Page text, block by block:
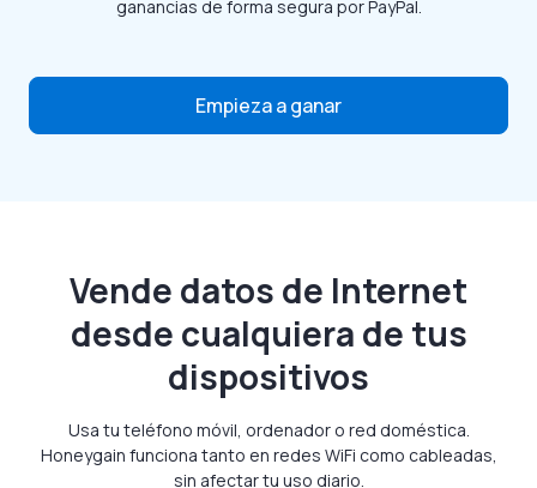
ganancias de forma segura por PayPal.
Empieza a ganar
Vende datos de Internet
desde cualquiera de tus
dispositivos
Usa tu teléfono móvil, ordenador o red doméstica.
Honeygain funciona tanto en redes WiFi como cableadas,
sin afectar tu uso diario.